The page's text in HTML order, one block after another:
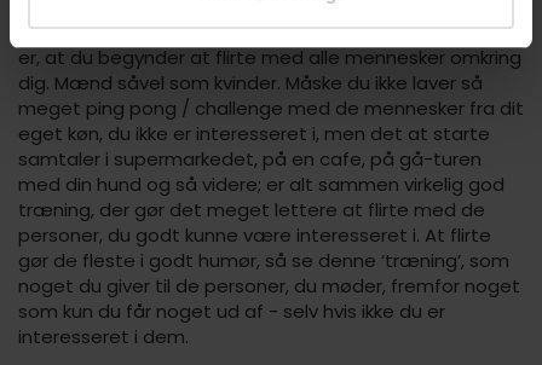
der jo netop noget på spil. Men man behøver jo
heldigvis ikke tage køretimer i en Ferrari, vel? Så mit råd
er, at du begynder at flirte med alle mennesker omkring
dig. Mænd såvel som kvinder. Måske du ikke laver så
meget ping pong / challenge med de mennesker fra dit
eget køn, du ikke er interesseret i, men det at starte
samtaler i supermarkedet, på en cafe, på gå-turen
med din hund og så videre; er alt sammen virkelig god
træning, der gør det meget lettere at flirte med de
personer, du godt kunne være interesseret i. At flirte
gør de fleste i godt humør, så se denne ‘træning’, som
noget du giver til de personer, du møder, fremfor noget
som kun du får noget ud af - selv hvis ikke du er
interesseret i dem.